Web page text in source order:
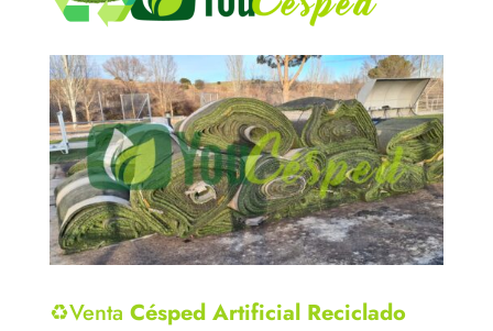
♻️Venta Césped Artificial Reciclado